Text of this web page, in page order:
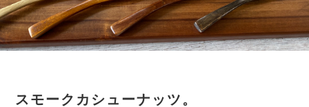
スモークカシューナッツ。